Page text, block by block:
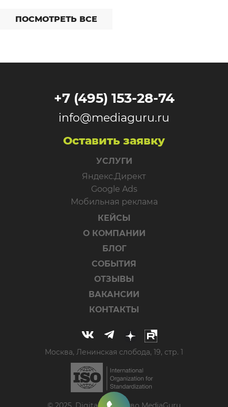
ПОСМОТРЕТЬ ВСЕ
+7 (495) 153-28-74
info@mediaguru.ru
Оставить заявку
УСЛУГИ
Яндекс.Директ
Google Ads
Мобильная реклама
КЕЙСЫ
О КОМПАНИИ
БЛОГ
СОБЫТИЯ
ОТЗЫВЫ
ВАКАНСИИ
КОНТАКТЫ
Москва, Ленинская слобода, 19, стр. 1